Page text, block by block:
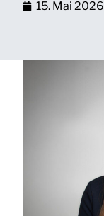
15. Mai 2026